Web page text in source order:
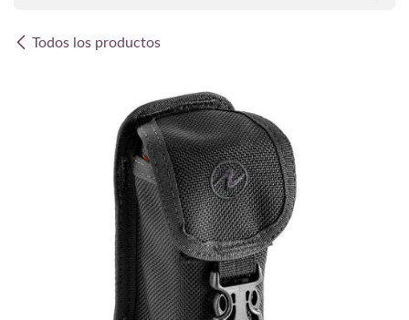
Todos los productos